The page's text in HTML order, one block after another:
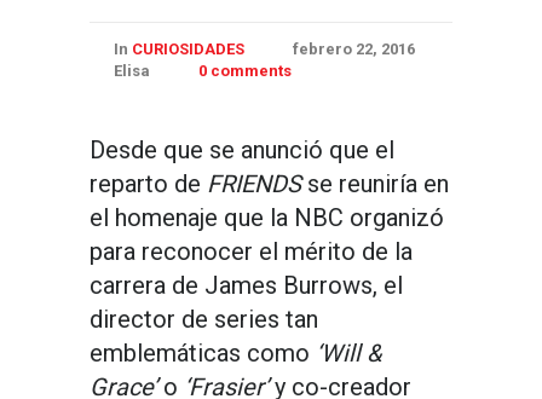
In CURIOSIDADES
febrero 22, 2016
Elisa
0 comments
Desde que se anunció que el
reparto de FRIENDSse reuniría en
el homenaje que la NBC organizó
para reconocer el mérito de la
carrera de James Burrows, el
director de series tan
emblemáticas como ‘Will &
Grace’o ‘Frasier’y co-creador